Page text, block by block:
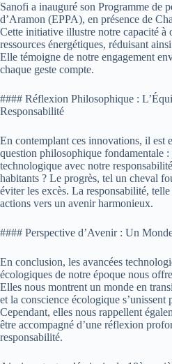
Sanofi a inauguré son Programme de
d’Aramon (EPPA), en présence de
Cette initiative illustre notre capacité à
ressources énergétiques, réduisant
Elle témoigne de notre engagement
chaque geste compte.
#### Réflexion Philosophique :
Responsabilité
En contemplant ces innovations, il est
question philosophique fondamentale
technologique avec notre
habitants ? Le progrès, tel un cheval
éviter les excès. La responsabilité,
actions vers un avenir harmonieux.
#### Perspective d’Avenir : Un
En conclusion, les avancées
écologiques de notre époque nous
Elles nous montrent un monde en
et la conscience écologique
Cependant, elles nous rappellent
être accompagné d’une réflexion
responsabilité.